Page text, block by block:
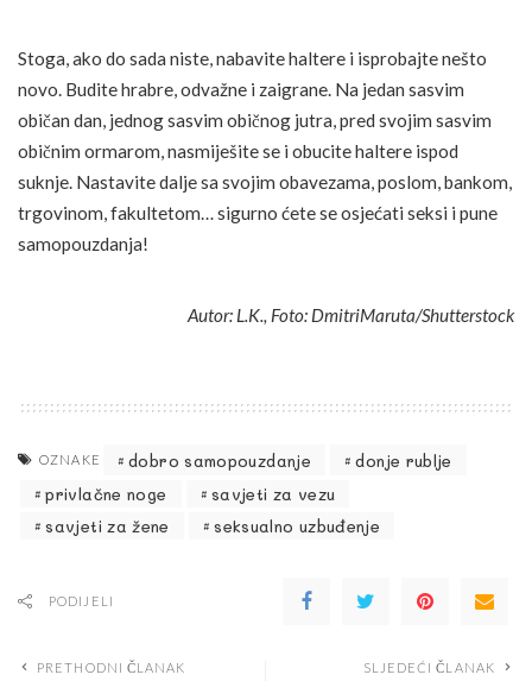
Stoga, ako do sada niste, nabavite haltere i isprobajte nešto
novo. Budite hrabre, odvažne i zaigrane. Na jedan sasvim
običan dan, jednog sasvim običnog jutra, pred svojim sasvim
običnim ormarom, nasmiješite se i obucite haltere ispod
suknje. Nastavite dalje sa svojim obavezama, poslom, bankom,
trgovinom, fakultetom… sigurno ćete se osjećati seksi i pune
samopouzdanja!
Autor: L.K., Foto: DmitriMaruta/Shutterstock
OZNAKE dobro samopouzdanje
donje rublje
privlačne noge
savjeti za vezu
savjeti za žene
seksualno uzbuđenje
PODIJELI
PRETHODNI ČLANAK SLJEDEĆI ČLANAK